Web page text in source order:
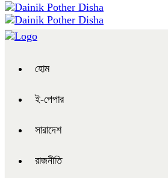
হোম
ই-পেপার
সারাদেশ
রাজনীতি